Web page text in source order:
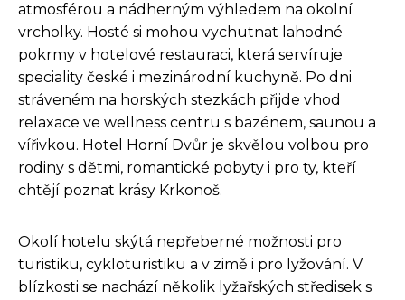
atmosférou a nádherným výhledem na okolní
vrcholky. Hosté si mohou vychutnat lahodné
pokrmy v hotelové restauraci, která servíruje
speciality české i mezinárodní kuchyně. Po dni
stráveném na horských stezkách přijde vhod
relaxace ve wellness centru s bazénem, saunou a
vířivkou. Hotel Horní Dvůr je skvělou volbou pro
rodiny s dětmi, romantické pobyty i pro ty, kteří
chtějí poznat krásy Krkonoš.
Okolí hotelu skýtá nepřeberné možnosti pro
turistiku, cykloturistiku a v zimě i pro lyžování. V
blízkosti se nachází několik lyžařských středisek s